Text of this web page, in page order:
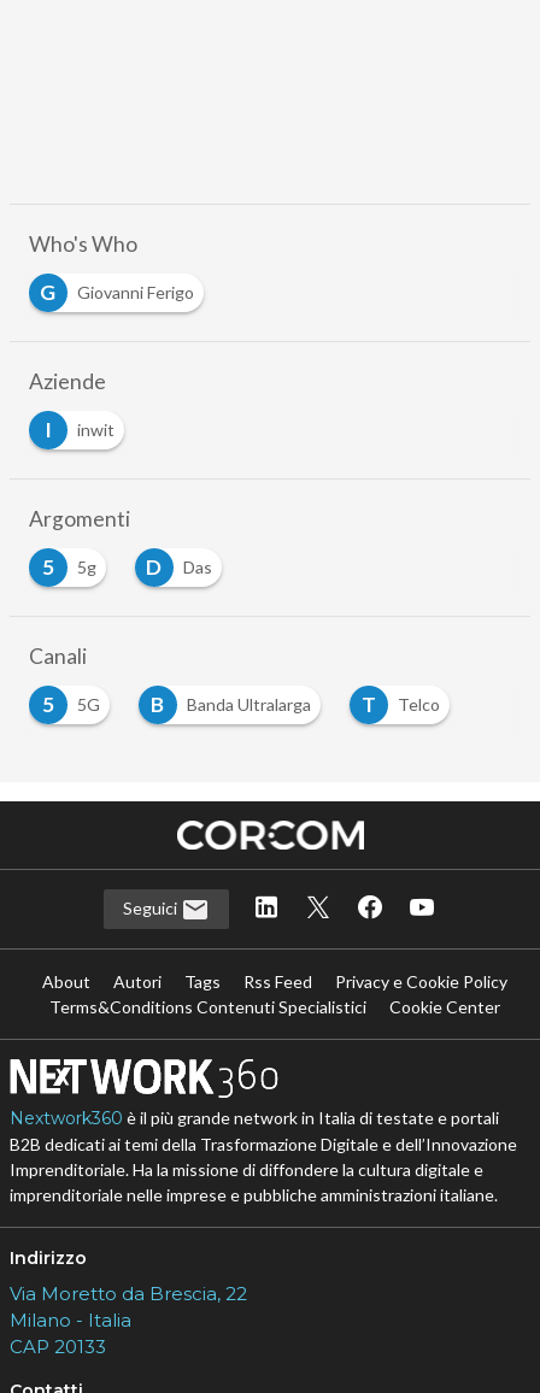
Who's Who
G
Giovanni Ferigo
Aziende
I
inwit
Argomenti
5
5g D Das
Canali
5
5G B Banda Ultralarga T Telco
Seguici
About Autori Tags Rss Feed
Privacy e Cookie Policy
Terms&Conditions Contenuti Specialistici
Cookie Center
Nextwork360 è il più grande network in Italia di testate e portali
B2B dedicati ai temi della Trasformazione Digitale e dell’Innovazione
Imprenditoriale. Ha la missione di diffondere la cultura digitale e
imprenditoriale nelle imprese e pubbliche amministrazioni italiane.
Indirizzo
Via Moretto da Brescia, 22
Milano - Italia
CAP 20133